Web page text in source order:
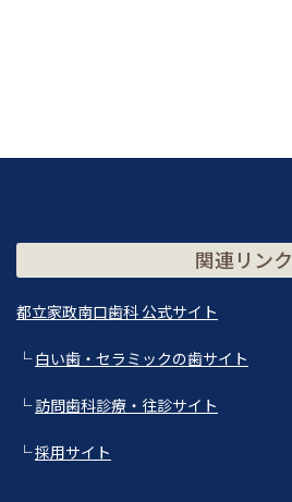
関連リンク
都立家政南口歯科 公式サイト
└白い歯・セラミックの歯サイト
└訪問歯科診療・往診サイト
└採用サイト